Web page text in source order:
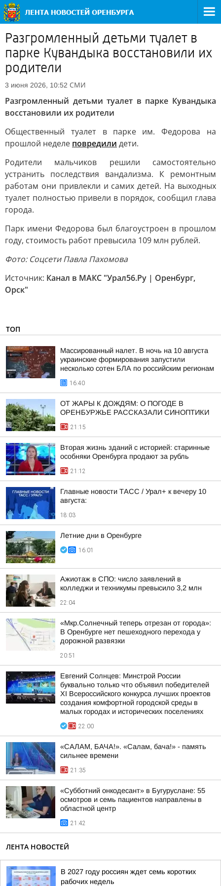
Разгромленный детьми туалет в
парке Кувандыка восстановили их
родители
3 июня 2026, 10:52 СМИ
Разгромленный детьми туалет в парке Кувандыка
восстановили их родители
Общественный туалет в парке им. Федорова на
прошлой неделе повредили дети.
Родители мальчиков решили самостоятельно
устранить последствия вандализма. К ремонтным
работам они привлекли и самих детей. На выходных
туалет полностью привели в порядок, сообщил глава
города.
Парк имени Федорова был благоустроен в прошлом
году, стоимость работ превысила 109 млн рублей.
Фото: Соцсети Павла Пахомова
Источник: Канал в МАКС "Урал56.Ру | Оренбург,
Орск"
ТОП
Массированный налет. В ночь на 10 августа
украинские формирования запустили
несколько сотен БЛА по российским регионам
16:40
ОТ ЖАРЫ К ДОЖДЯМ: О ПОГОДЕ В
ОРЕНБУРЖЬЕ РАССКАЗАЛИ СИНОПТИКИ
21:15
Вторая жизнь зданий с историей: старинные
особняки Оренбурга продают за рубль
21:12
Главные новости ТАСС / Урал+ к вечеру 10
августа:
18:03
Летние дни в Оренбурге
16:01
Ажиотаж в СПО: число заявлений в
колледжи и техникумы превысило 3,2 млн
22:04
«Мкр.Солнечный теперь отрезан от города»:
В Оренбурге нет пешеходного перехода у
дорожной развязки
20:51
Евгений Солнцев: Минстрой России
буквально только что объявил победителей
XI Всероссийского конкурса лучших проектов
создания комфортной городской среды в
малых городах и исторических поселениях
22:00
«САЛАМ, БАЧА!». «Салам, бача!» - память
сильнее времени
21:35
«Субботний онкодесант» в Бугуруслане: 55
осмотров и семь пациентов направлены в
областной центр
21:42
ЛЕНТА НОВОСТЕЙ
В 2027 году россиян ждет семь коротких
рабочих недель